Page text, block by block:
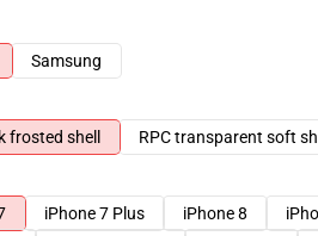
Samsung
frosted shell
RPC transparent soft
iPhone 7 Plus iPhone 8